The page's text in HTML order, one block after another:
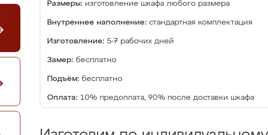
Размеры: изготовление шкафа любого размера
Внутреннее наполнение: стандартная комплектация
Изготовление: 5-7 рабочих дней
Замер: бесплатно
Подъём: бесплатно
Оплата: 10% предоплата, 90% после доставки шкафа